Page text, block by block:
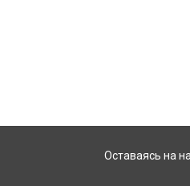
Оставаясь на